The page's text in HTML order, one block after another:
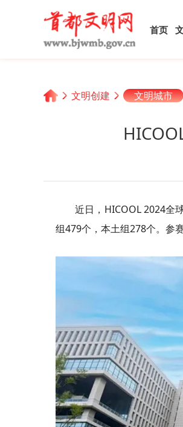
首页
文明创建 文明城市
近日，HICOOL 2024全
组479个，本土组278个。参